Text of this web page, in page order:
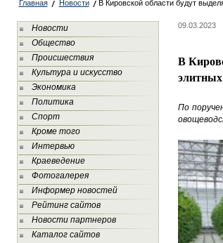
Главная Новости В Кировской области будут
Новости
Общество
Происшествия
Культура и искусство
Экономика
Политика
Спорт
Кроме того
Интервью
Краеведение
Фотогалерея
Информер новостей
Рейтинг сайтов
Новости партнеров
Каталог сайтов
09.03.2023
В
По